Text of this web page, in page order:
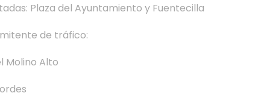
Plaza del Ayuntamiento y Fuentecilla
de tráfico:
Molino Alto